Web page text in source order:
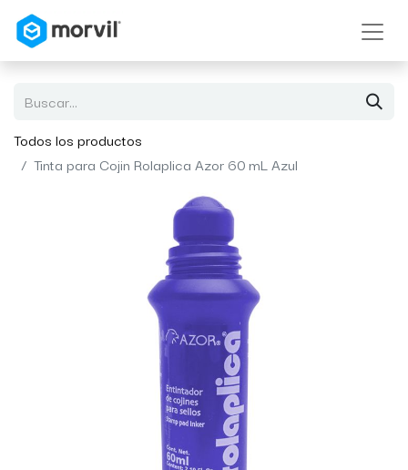
Todos los productos
Tinta para Cojin Rolaplica Azor 60 mL Azul